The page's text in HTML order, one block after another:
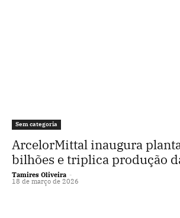
Sem categoria
ArcelorMittal inaugura
bilhões e triplica produção
Tamires Oliveira -
18 de março de 2026